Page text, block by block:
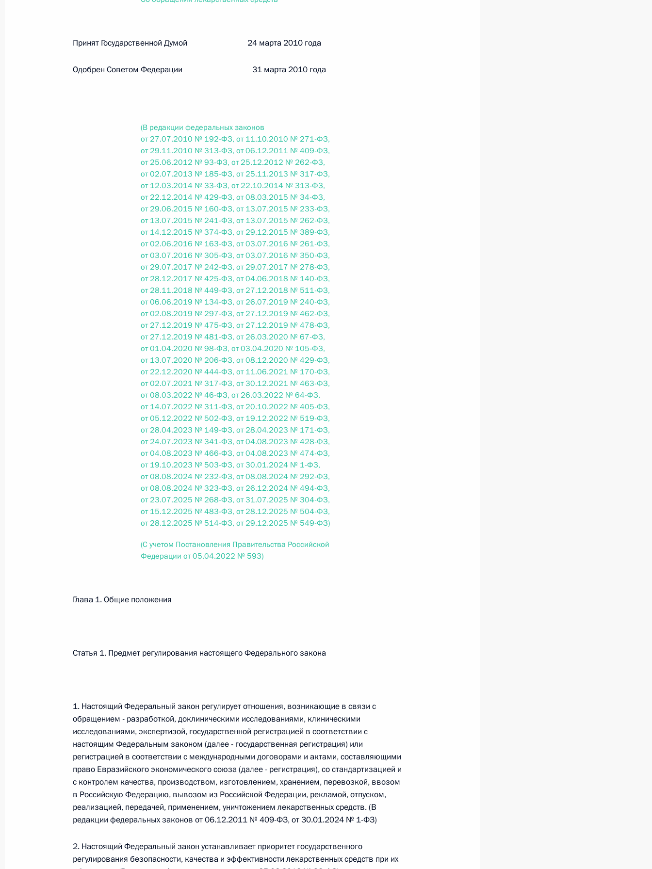
О внесении изменений в статью 12 Федерального закона «О персональных данных» и отдельные
Федеральный закон от 26.07.2026 г. № 256-ФЗ
Федеральный закон от 26.07.2026 г. № 263-ФЗ
О внесении изменений в статью 12 Федерального закона «О государственной регистрации
Федеральный закон от 26.07.2026 г. № 242-ФЗ
О внесении изменений в статьи 85 и 102 части первой и статью 227–1 части второй Налогового
кодекса Российской Федерации
Федеральный закон от 26.07.2026 г. № 246-ФЗ
О внесении изменений в Трудовой кодекс Российской Федерации
Федеральный закон от 26.07.2026 г. № 268-ФЗ
О внесении изменений в Федеральный закон «О пробации в Российской Федерации»
Федеральный закон от 26.07.2026 г. № 267-ФЗ
О внесении изменения в статью 2 Федерального закона «О благотворительной деятельности
и добровольчестве (волонтерстве)»
О внесении изменений в Уголовный кодекс Российской Федерации и статьи 31 и 151 Уголовно-
изменений в Федеральный закон „Об актах гражданского состояния“
26 июля 2026 года
Федеральный закон от 26.07.2026 г. № 270-ФЗ
О внесении изменения в статью 10 Федерального закона «Об автономных учреждениях»
26 июля 2026 года
Федеральный закон от 26.07.2026 г. № 244-ФЗ
О ратификации Соглашения между Правительством Российской Федерации и Кабинетом
Принят Государственной Думой 24 марта 2010 года
Одобрен Советом Федерации 31 марта 2010 года
(В редакции федеральных законов
от 27.07.2010 № 192-ФЗ, от 11.10.2010 № 271-ФЗ,
от 29.11.2010 № 313-ФЗ, от 06.12.2011 № 409-ФЗ,
от 25.06.2012 № 93-ФЗ, от 25.12.2012 № 262-ФЗ,
от 02.07.2013 № 185-ФЗ, от 25.11.2013 № 317-ФЗ,
от 12.03.2014 № 33-ФЗ, от 22.10.2014 № 313-ФЗ,
от 22.12.2014 № 429-ФЗ, от 08.03.2015 № 34-ФЗ,
от 29.06.2015 № 160-ФЗ, от 13.07.2015 № 233-ФЗ,
от 13.07.2015 № 241-ФЗ, от 13.07.2015 № 262-ФЗ,
от 14.12.2015 № 374-ФЗ, от 29.12.2015 № 389-ФЗ,
от 02.06.2016 № 163-ФЗ, от 03.07.2016 № 261-ФЗ,
от 03.07.2016 № 305-ФЗ, от 03.07.2016 № 350-ФЗ,
от 29.07.2017 № 242-ФЗ, от 29.07.2017 № 278-ФЗ,
от 28.12.2017 № 425-ФЗ, от 04.06.2018 № 140-ФЗ,
от 28.11.2018 № 449-ФЗ, от 27.12.2018 № 511-ФЗ,
от 06.06.2019 № 134-ФЗ, от 26.07.2019 № 240-ФЗ,
от 02.08.2019 № 297-ФЗ, от 27.12.2019 № 462-ФЗ,
от 27.12.2019 № 475-ФЗ, от 27.12.2019 № 478-ФЗ,
от 27.12.2019 № 481-ФЗ, от 26.03.2020 № 67-ФЗ,
от 01.04.2020 № 98-ФЗ, от 03.04.2020 № 105-ФЗ,
от 13.07.2020 № 206-ФЗ, от 08.12.2020 № 429-ФЗ,
от 22.12.2020 № 444-ФЗ, от 11.06.2021 № 170-ФЗ,
от 02.07.2021 № 317-ФЗ, от 30.12.2021 № 463-ФЗ,
от 08.03.2022 № 46-ФЗ, от 26.03.2022 № 64-ФЗ,
от 14.07.2022 № 311-ФЗ, от 20.10.2022 № 405-ФЗ,
от 05.12.2022 № 502-ФЗ, от 19.12.2022 № 519-ФЗ,
от 28.04.2023 № 149-ФЗ, от 28.04.2023 № 171-ФЗ,
от 24.07.2023 № 341-ФЗ, от 04.08.2023 № 428-ФЗ,
от 04.08.2023 № 466-ФЗ, от 04.08.2023 № 474-ФЗ,
от 19.10.2023 № 503-ФЗ, от 30.01.2024 № 1-ФЗ,
от 08.08.2024 № 232-ФЗ, от 08.08.2024 № 292-ФЗ,
от 08.08.2024 № 323-ФЗ, от 26.12.2024 № 494-ФЗ,
от 23.07.2025 № 268-ФЗ, от 31.07.2025 № 304-ФЗ,
от 15.12.2025 № 483-ФЗ, от 28.12.2025 № 504-ФЗ,
от 28.12.2025 № 514-ФЗ, от 29.12.2025 № 549-ФЗ)
(С учетом Постановления Правительства Российской
Федерации от 05.04.2022 № 593)
Глава 1. Общие положения
Статья 1. Предмет регулирования настоящего Федерального закона
1. Настоящий Федеральный закон регулирует отношения, возникающие в связи с
обращением - разработкой, доклиническими исследованиями, клиническими
исследованиями, экспертизой, государственной регистрацией в соответствии с
настоящим Федеральным законом (далее - государственная регистрация) или
регистрацией в соответствии с международными договорами и актами, составляющими
право Евразийского экономического союза (далее - регистрация), со стандартизацией и
с контролем качества, производством, изготовлением, хранением, перевозкой, ввозом
в Российскую Федерацию, вывозом из Российской Федерации, рекламой, отпуском,
реализацией, передачей, применением, уничтожением лекарственных средств. (В
редакции федеральных законов от 06.12.2011 № 409-ФЗ, от 30.01.2024 № 1-ФЗ)
2. Настоящий Федеральный закон устанавливает приоритет государственного
регулирования безопасности, качества и эффективности лекарственных средств при их